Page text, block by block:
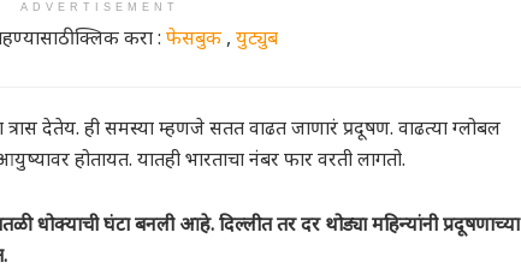
ADVERTISEMENT
क्लिक करा : फेसबुक , युट्युब
देतेय. ही समस्या म्हणजे सतत वाढत जाणारं प्रदूषण. वाढत्या ग्लोबल
होतायत. यातही भारताचा नंबर फार वरती लागतो.
धोक्याची घंटा बनली आहे. दिल्लीत तर दर थोड्या महिन्यांनी प्रदूषणाच्या